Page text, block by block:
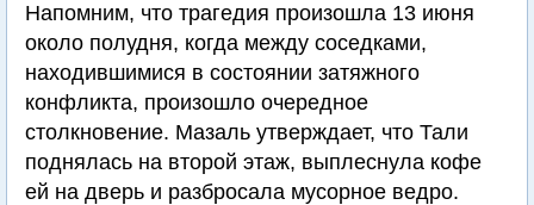
Напомним, что трагедия произошла 13 июня
около полудня, когда между соседками,
находившимися в состоянии затяжного
конфликта, произошло очередное
столкновение. Мазаль утверждает, что Тали
поднялась на второй этаж, выплеснула кофе
ей на дверь и разбросала мусорное ведро.